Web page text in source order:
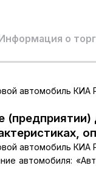
о
автомобиль КИА
автомобиль КИА
автомобиля: